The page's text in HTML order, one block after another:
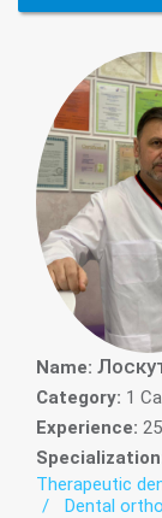
Name:
Category: 1
Experience:
Therapeutic
Dental